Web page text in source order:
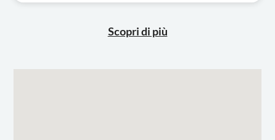
Scopri di più